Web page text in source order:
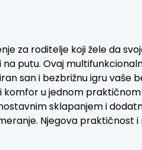
za roditelje koji žele da
na putu. Ovaj
san i bezbrižnu igru vaše
u jednom
sklapanjem i
Njegova praktičnost